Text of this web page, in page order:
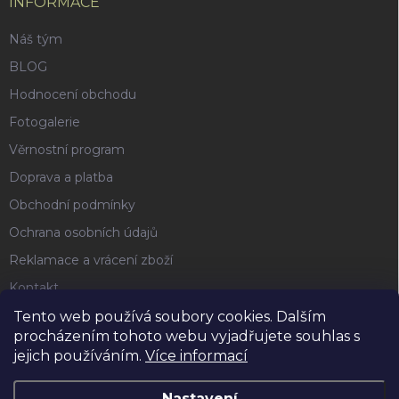
Tento web používá soubory cookies. Dalším
procházením tohoto webu vyjadřujete souhlas s
jejich používáním. Více informací
Náš tým
BLOG
Hodnocení obchodu
Fotogalerie
Věrnostní program
Doprava a platba
Obchodní podmínky
Ochrana osobních údajů
Reklamace a vrácení zboží
Kontakt
FACEBOOK